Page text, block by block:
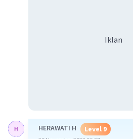
Iklan
HERAWATI H Level 9